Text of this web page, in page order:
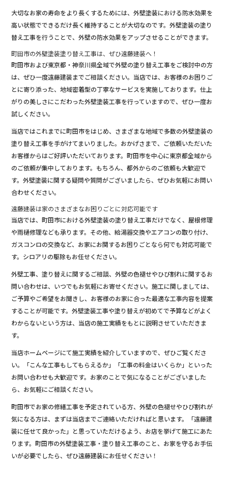
大切なお家の寿命をより長くするためには、外壁塗装における防水効果を
高い状態でできるだけ長く維持することが大切なのです。外壁塗装の塗り
替え工事を行うことで、外壁の防水効果をアップさせることができます。
町田市の外壁塗装塗り替え工事は、ぜひ遠藤建装へ！
町田市および東京都・神奈川県全域で外壁の塗り替え工事をご検討中の方
は、ぜひ一度遠藤建装までご相談ください。当店では、お客様のお困りご
とに寄り添った、地域密着型の丁寧なサービスを実施しております。仕上
がりの美しさにこだわった外壁塗装工事を行っていますので、ぜひ一度お
試しください。
当店ではこれまでに町田市をはじめ、さまざまな地域で多数の外壁塗装の
塗り替え工事を手がけてまいりました。おかげさまで、ご依頼いただいた
お客様からはご好評いただいております。町田市を中心に東京都全域から
のご依頼が集中しております。もちろん、都外からのご依頼も大歓迎で
す。外壁塗装に関する疑問や質問がございましたら、ぜひお気軽にお問い
合わせください。
遠藤建装は家のさまざまなお困りごとに対応可能です
当店では、町田市における外壁塗装の塗り替え工事だけでなく、屋根修理
や雨樋修理なども承ります。その他、給湯器交換やエアコンの取り付け、
ガスコンロの交換など、お家にお関するお困りごとなら何でも対応可能で
す。シロアリの駆除もお任せください。
外壁工事、塗り替えに関するご相談、外壁の色褪せやひび割れに関するお
問い合わせは、いつでもお気軽にお寄せください。施工に関しましては、
ご予算やご希望をお聞きし、お客様のお家に合った最適な工事内容を提案
することが可能です。外壁塗装工事や塗り替えが初めてで予算などがよく
わからないという方は、当店の施工実績をもとに説明させていただきま
す。
当店ホームページにて施工実績を紹介していますので、ぜひご覧くださ
い。「こんな工事もしてもらえるか」「工事の料金はいくらか」といった
お問い合わせも大歓迎です。お家のことで気になることがございました
ら、お気軽にご相談ください。
町田市でお家の修繕工事を予定されている方、外壁の色褪せやひび割れが
気になる方は、まずは当店までご連絡いただければと思います。「遠藤建
装に任せて良かった」と思っていただけるよう、お店を挙げて施工にあた
ります。町田市の外壁塗装工事・塗り替え工事のこと、お家を守るお手伝
いが必要でしたら、ぜひ遠藤建装にお任せください！